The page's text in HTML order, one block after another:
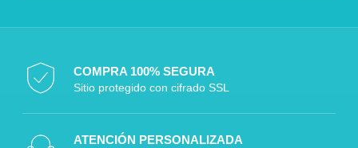
COMPRA 100% SEGURA
Sitio protegido con cifrado SSL
ATENCIÓN PERSONALIZADA